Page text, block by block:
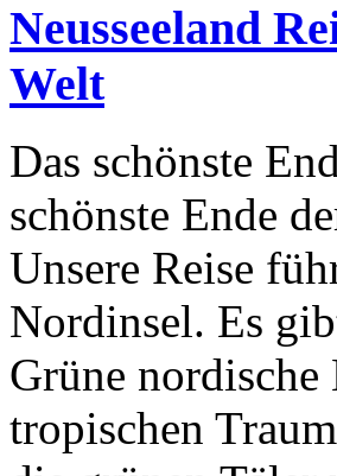
Neusseeland
Welt
Das schönste
schönste Ende
Unsere Reise
Nordinsel. Es
Grüne
tropischen